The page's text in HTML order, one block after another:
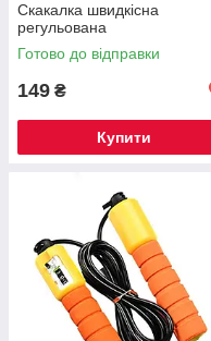
Скакалка швидкісна
регульована
Готово до відправки
149 ₴
Купити